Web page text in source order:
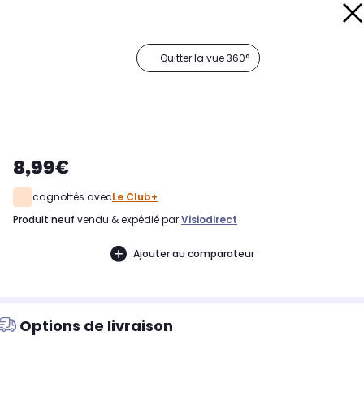
Quitter la vue 360°
8,99€
cagnottés avecLe Club+
produit neuf vendu & expédié parVisiodirect
Ajouter au comparateur
Options de livraison